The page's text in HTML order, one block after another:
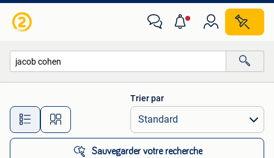
Toutes les distances…
Trier par
Sauvegarder votre recherche